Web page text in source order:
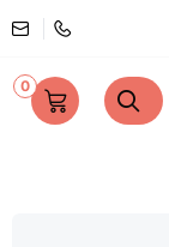
0